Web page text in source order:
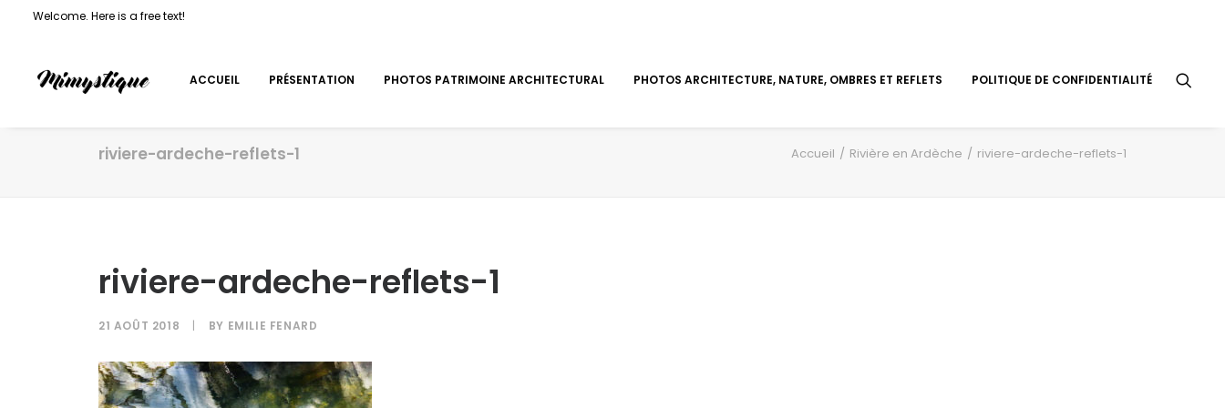
Welcome. Here is a free text!
ACCUEIL PRÉSENTATION PHOTOS PATRIMOINE ARCHITECTURAL PHOTOS ARCHITECTURE, NATURE, OMBRES ET REFLETS POLITIQUE DE CONFIDENTIALITÉ
riviere-ardeche-reflets-1 Accueil Rivière en Ardèche riviere-ardeche-reflets-1
riviere-ardeche-reflets-1
21 AOÛT 2018 | BY EMILIE FENARD